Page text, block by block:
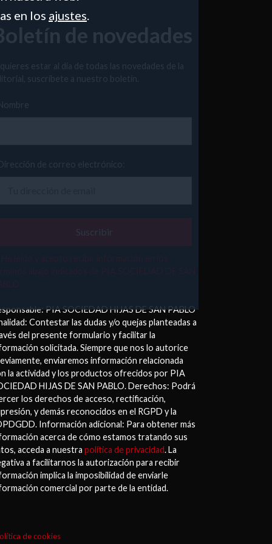
de novedades
quieres estar al día de todas las novedades de la
suscríbete a nuestro boletín.
de correo electrónico:
PIA SOCIEDAD HIJAS DE SAN PABLO
Contestar las dudas y/o quejas planteadas a
del presente formulario y facilitar la
solicitada. Siempre que nos lo autorice
enviaremos información relacionada
la actividad y los productos ofrecidos por PIA
HIJAS DE SAN PABLO. Derechos: Podrá
los derechos de acceso, rectificación,
y demás reconocidos en el RGPD y la
Información adicional: Para obtener más
acerca de cómo estamos tratando sus
acceda a nuestra política de privacidad. La
a facilitarnos la autorización para recibir
implica la imposibilidad de enviarle
comercial por parte de la entidad.
de cookies
en los ajustes.